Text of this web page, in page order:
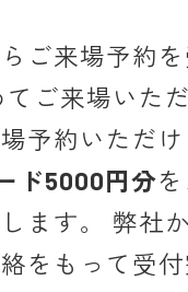
ご来場予約
ご来場いた
予約いただ
ド5000円分
ます。 弊社
をもって受